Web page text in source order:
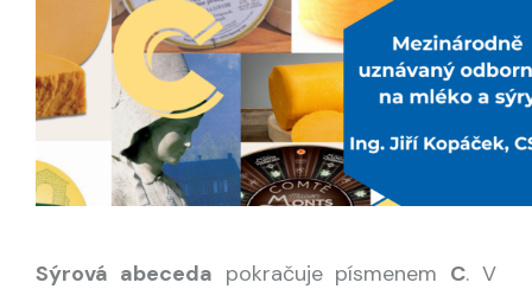
Sýrová abeceda pokračuje písmenem C. V